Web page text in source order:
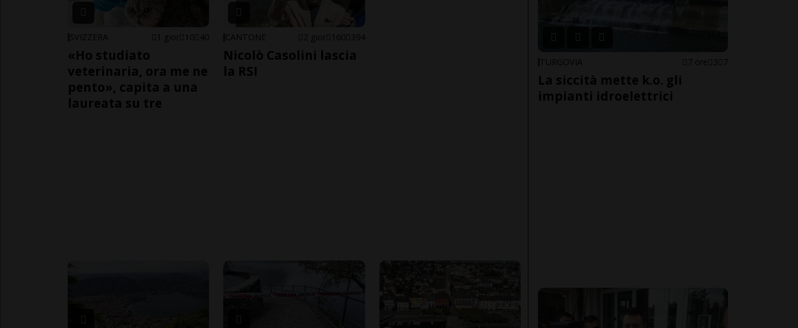
SVIZZERA 1 gior 10 40
«Ho studiato
veterinaria, ora me ne
pento», capita a una
laureata su tre
CANTONE 2 gior 160 394
Nicolò Casolini lascia
la RSI
TURGOVIA 7 ore 3 7
La siccità mette k.o. gli
impianti idroelettrici